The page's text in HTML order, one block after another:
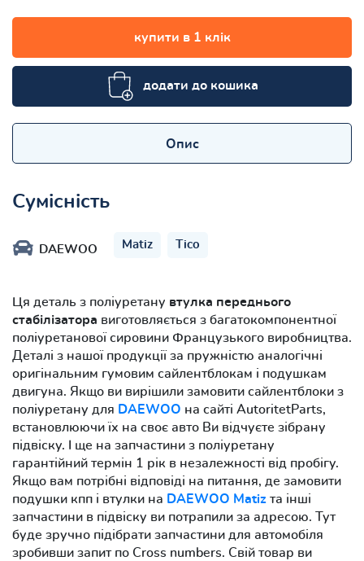
купити в 1 клік
додати до кошика
Опис
Сумісність
DAEWOO Matiz Tico
Ця деталь з поліуретану втулка переднього
стабілізатора виготовляється з багатокомпонентної
поліуретанової сировини Французького виробництва.
Деталі з нашої продукції за пружністю аналогічні
оригінальним гумовим сайлентблокам і подушкам
двигуна. Якщо ви вирішили замовити сайлентблоки з
поліуретану для DAEWOO на сайті AutoritetParts,
встановлюючи їх на своє авто Ви відчуєте зібрану
підвіску. І ще на запчастини з поліуретану
гарантійний термін 1 рік в незалежності від пробігу.
Якщо вам потрібні відповіді на питання, де замовити
подушки кпп і втулки на DAEWOO Matiz та інші
запчастини в підвіску ви потрапили за адресою. Тут
буде зручно підібрати запчастини для автомобіля
зробивши запит по Cross numbers. Свій товар ви